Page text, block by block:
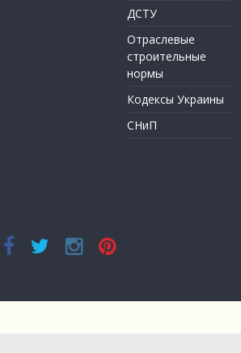
ДСТУ
Отраслевые
строительные
нормы
Кодексы Украины
СНиП